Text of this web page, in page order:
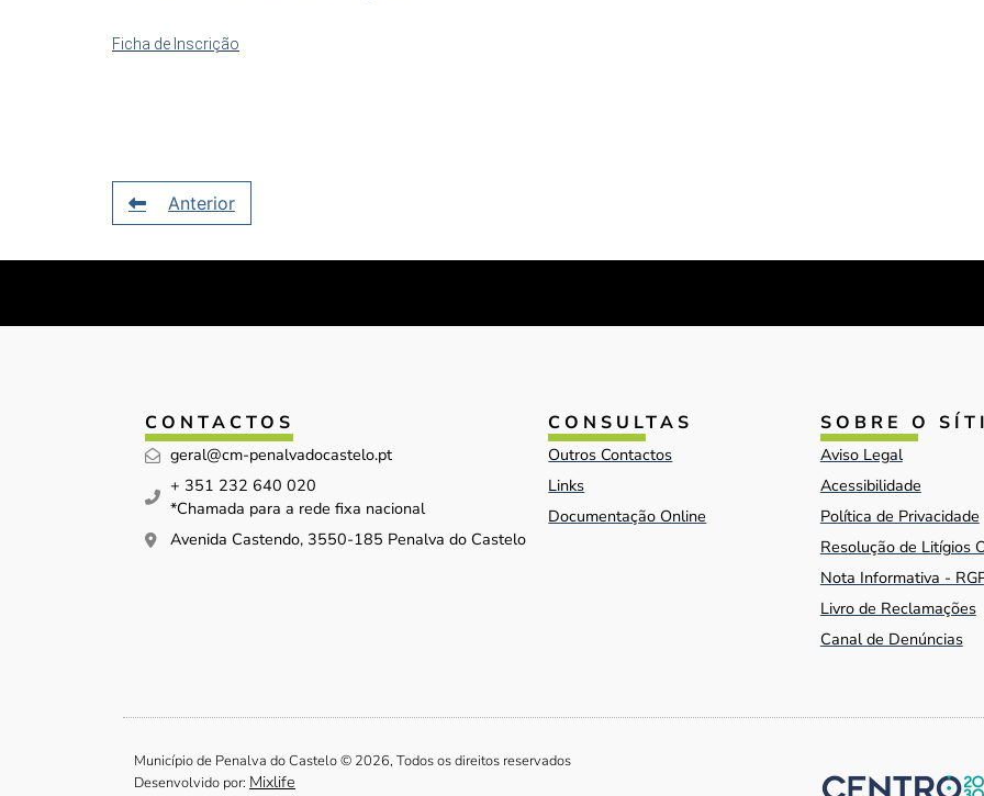
Ficha de Inscrição
Anterior
CONTACTOS
geral@cm-penalvadocastelo.pt
+ 351 232 640 020
*Chamada para a rede fixa nacional
Avenida Castendo, 3550-185 Penalva do Castelo
CONSULTAS
Outros Contactos
Links
Documentação Online
SOBRE O
Aviso Legal
Acessibilidade
Política de Privacidade
Resolução de Litígios
Nota Informativa -
Livro de Reclamações
Canal de Denúncias
Município de Penalva do Castelo © 2026, Todos os direitos reservados
Desenvolvido por: Mixlife